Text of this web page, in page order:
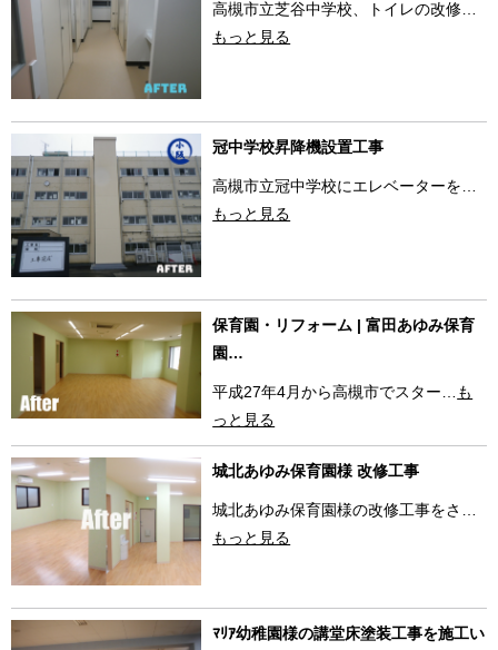
高槻市立芝谷中学校、トイレの改修…
もっと見る
冠中学校昇降機設置工事
高槻市立冠中学校にエレベーターを…
もっと見る
保育園・リフォーム | 富田あゆみ保育
園…
平成27年4月から高槻市でスター…
も
っと見る
城北あゆみ保育園様 改修工事
城北あゆみ保育園様の改修工事をさ…
もっと見る
ﾏﾘｱ幼稚園様の講堂床塗装工事を施工い